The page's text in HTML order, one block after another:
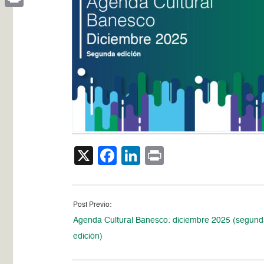
X Facebook
LinkedIn
Post Previo:
Agenda Cultural Banesco: diciembre 2025
edición)